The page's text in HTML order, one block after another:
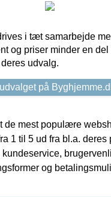
i tæt samarbejde
og priser minder en
udvalg.
på
de mest populære
1 til 5 ud fra bl.a. deres
og